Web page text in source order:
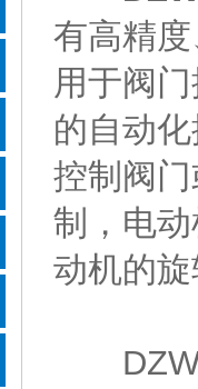
有高精
用于阀
的自动
控制阀
制，电
动机的
DZW